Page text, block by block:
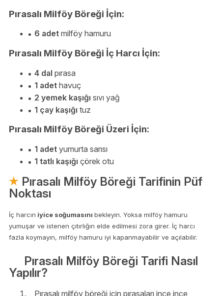
Pırasalı Milföy Böreği İçin:
6 adet milföy hamuru
Pırasalı Milföy Böreği İç Harcı İçin:
4 dal pırasa
1 adet havuç
2 yemek kaşığı sıvı yağ
1 çay kaşığı tuz
Pırasalı Milföy Böreği Üzeri İçin:
1 adet yumurta sarısı
1 tatlı kaşığı çörek otu
Pırasalı Milföy Böreği Tarifinin Püf
Noktası
İç harcın iyice soğumasını bekleyin. Yoksa milföy hamuru
yumuşar ve istenen çıtırlığın elde edilmesi zora girer. İç harcı
fazla koymayın, milföy hamuru iyi kapanmayabilir ve açılabilir.
Pırasalı Milföy Böreği Tarifi Nasıl
Yapılır?
Pırasalı milföy böreği için pırasaları ince ince